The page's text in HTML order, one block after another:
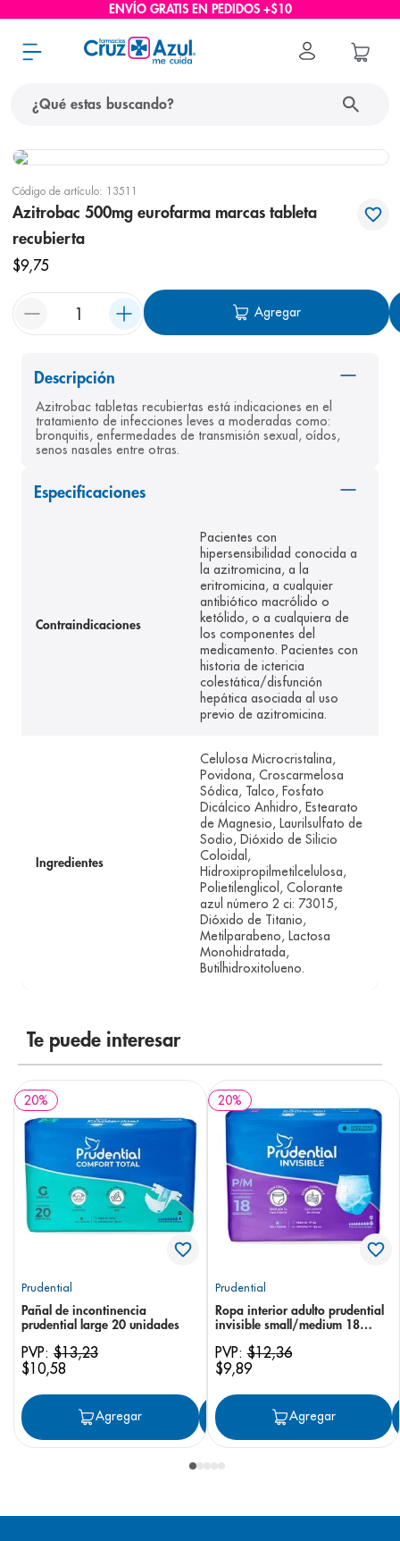
ENVÍO GRATIS EN PEDIDOS +$10
Código de artículo: 13511
Azitrobac 500mg eurofarma marcas tableta
recubierta
$9,75
Agregar
Descripción
Azitrobac tabletas recubiertas está indicaciones en el
tratamiento de infecciones leves a moderadas como:
bronquitis, enfermedades de transmisión sexual, oídos,
senos nasales entre otras.
Especificaciones
Contraindicaciones
Pacientes con
hipersensibilidad conocida a
la azitromicina, a la
eritromicina, a cualquier
antibiótico macrólido o
ketólido, o a cualquiera de
los componentes del
medicamento. Pacientes con
historia de ictericia
colestática/disfunción
hepática asociada al uso
previo de azitromicina.
Ingredientes
Celulosa Microcristalina,
Povidona, Croscarmelosa
Sódica, Talco, Fosfato
Dicálcico Anhidro, Estearato
de Magnesio, Laurilsulfato de
Sodio, Dióxido de Silicio
Coloidal,
Hidroxipropilmetilcelulosa,
Polietilenglicol, Colorante
azul número 2 ci: 73015,
Dióxido de Titanio,
Metilparabeno, Lactosa
Monohidratada,
Butilhidroxitolueno.
Te puede interesar
20%
Prudential
Pañal de incontinencia
prudential large 20 unidades
PVP: $13,23
$10,58
Agregar Agregar
20%
Prudential
Ropa interior adulto prudential
invisible small/medium 18
PVP:$12,36
$9,89
Agregar
términos más buscados
2. pañales
3.
4. cerave
bioderma
8. panolini
9. pediasure
desodorante